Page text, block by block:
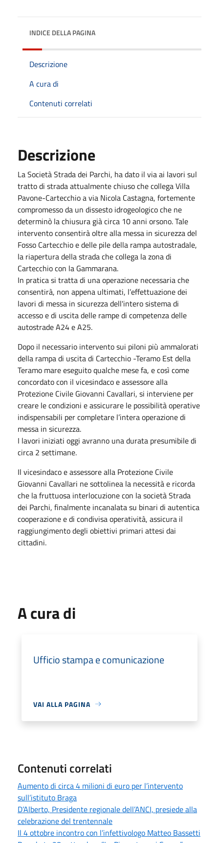
INDICE DELLA PAGINA
Descrizione
A cura di
Contenuti correlati
Descrizione
La Società Strada dei Parchi, ha dato il via ai lavori sul
tratto di strada attualmente chiuso che collega Villa
Pavone-Cartecchio a via Nicola Castagna, fortemente
compromesso da un dissesto idrogeologico che ne
determinò la chiusura già circa 10 anni orsono. Tale
intervento consentirà oltre alla messa in sicurezza del
Fosso Cartecchio e delle pile della rampa autostradale,
la riapertura della strada che collega la zona di
Cartecchio con la Gammarana.
In pratica si tratta di una operazione necessaria che
consentirà, non appena ultimati, l’effettuazione dei
lavori di messa in sicurezza dell'intero sistema di
accesso e di uscita delle rampe di competenza delle
autostrade A24 e A25.
Dopo il necessario intervento sui piloni più ammalorati
della rampa di uscita di Cartecchio -Teramo Est della
Teramo mare eseguito qualche mese fa, e così come
concordato con il vicesindaco e assessore alla
Protezione Civile Giovanni Cavallari, si interviene per
creare le condizioni e assicurare le possibilità operative
indispensabili per completare l’intera operazione di
messa in sicurezza.
I lavori iniziati oggi avranno una durata presumibile di
circa 2 settimane.
Il vicesindaco e assessore alla Protezione Civile
Giovanni Cavallari ne sottolinea la necessità e ricorda
che la fruttuosa interlocuzione con la società Strada
dei Parchi, finalmente incanalata su binari di autentica
cooperazione e di condivisa operatività, assicura il
raggiungimento degli obiettivi primari attesi dai
cittadini.
A cura di
Ufficio stampa e comunicazione
VAI ALLA PAGINA
Contenuti correlati
Aumento di circa 4 milioni di euro per l’intervento
sull’istituto Braga
D’Alberto, Presidente regionale dell’ANCI, presiede alla
celebrazione del trentennale
Il 4 ottobre incontro con l’infettivologo Matteo Bassetti